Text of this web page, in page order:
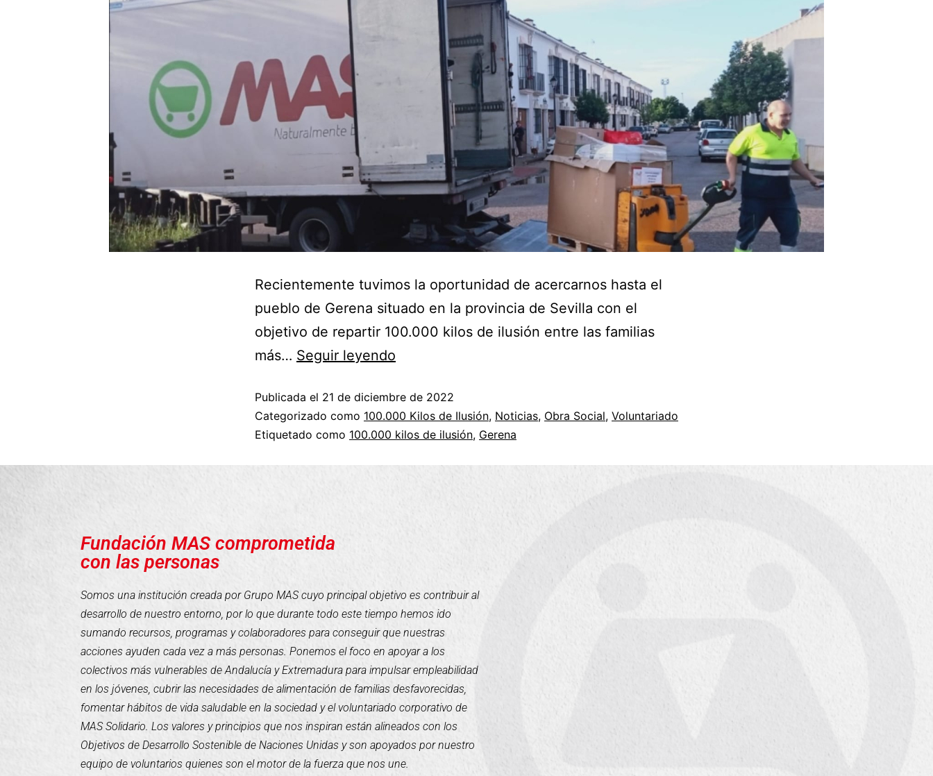
Recientemente tuvimos la oportunidad de acercarnos hasta el
pueblo de Gerena situado en la provincia de Sevilla con el
objetivo de repartir 100.000 kilos de ilusión entre las familias
más… Seguir leyendo
Publicada el 21 de diciembre de 2022
Categorizado como 100.000 Kilos de Ilusión, Noticias, Obra Social, Voluntariado
Etiquetado como 100.000 kilos de ilusión, Gerena
Fundación MAS comprometida
con las personas
Somos una institución creada por Grupo MAS cuyo principal objetivo es contribuir al
desarrollo de nuestro entorno, por lo que durante todo este tiempo hemos ido
sumando recursos, programas y colaboradores para conseguir que nuestras
acciones ayuden cada vez a más personas. Ponemos el foco en apoyar a los
colectivos más vulnerables de Andalucía y Extremadura para impulsar empleabilidad
en los jóvenes, cubrir las necesidades de alimentación de familias desfavorecidas,
fomentar hábitos de vida saludable en la sociedad y el voluntariado corporativo de
MAS Solidario. Los valores y principios que nos inspiran están alineados con los
Objetivos de Desarrollo Sostenible de Naciones Unidas y son apoyados por nuestro
equipo de voluntarios quienes son el motor de la fuerza que nos une.